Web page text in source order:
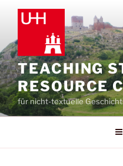
Zum
Inhalt
TEACHING
RESOURCE
für nicht-textuelle